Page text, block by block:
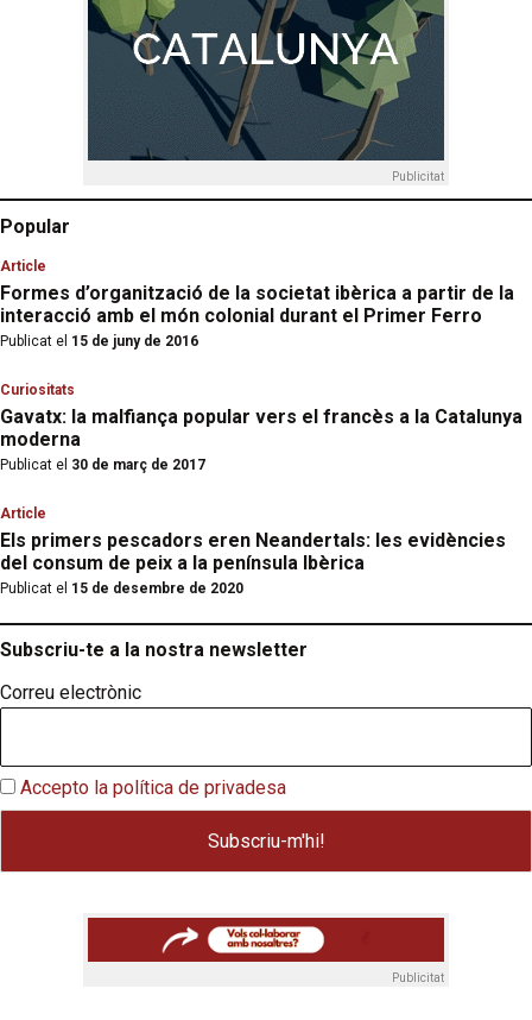
Publicitat
Popular
Article
Formes d’organització de la societat ibèrica a partir de la
interacció amb el món colonial durant el Primer Ferro
Publicat el 15 de juny de 2016
Curiositats
Gavatx: la malfiança popular vers el francès a la Catalunya
moderna
Publicat el 30 de març de 2017
Article
Els primers pescadors eren Neandertals: les evidències
del consum de peix a la península Ibèrica
Publicat el 15 de desembre de 2020
Subscriu-te a la nostra newsletter
Correu electrònic
Accepto la política de privadesa
Publicitat